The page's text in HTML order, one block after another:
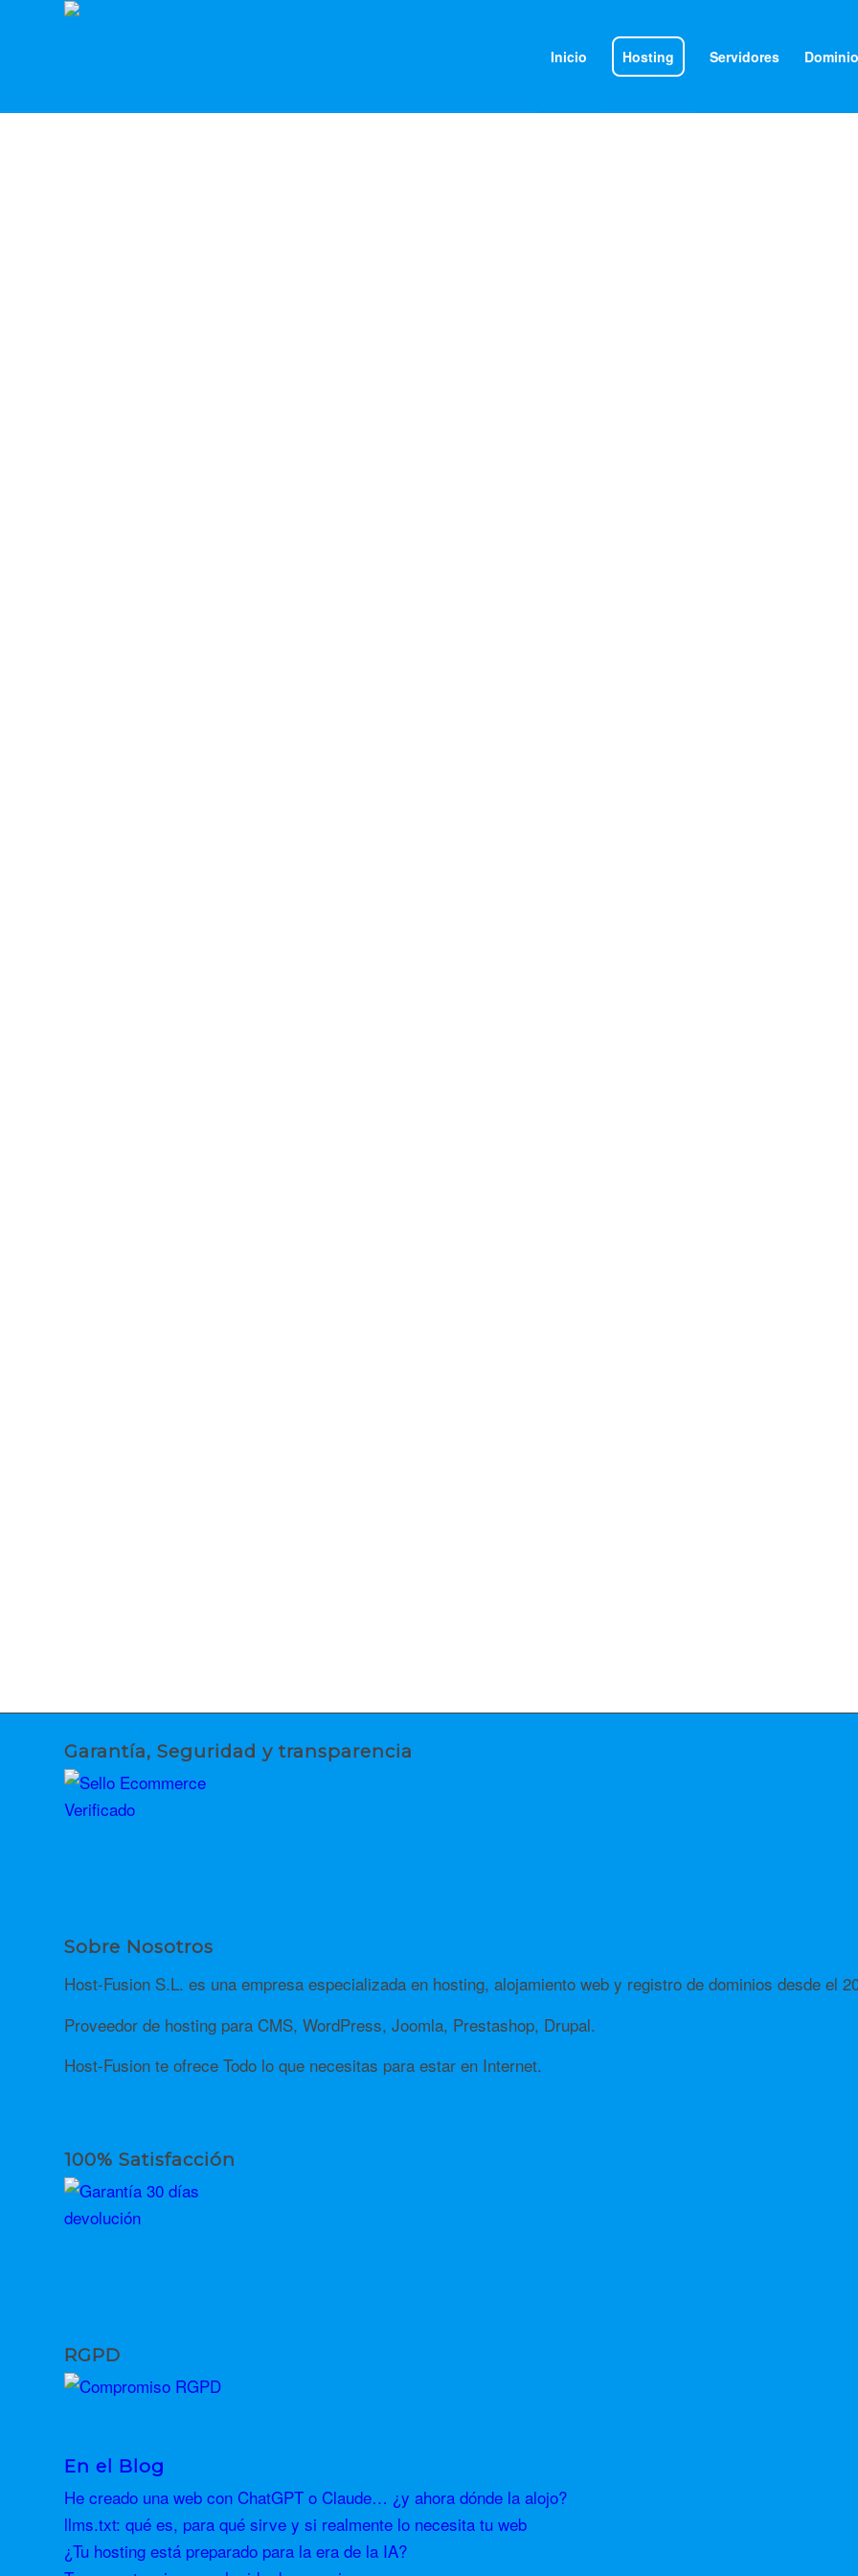
Inicio Hosting Servidores
Garantía, Seguridad y transparencia
Sobre Nosotros
Host-Fusion S.L. es una empresa especializada en hosting, alojamiento web y registro de dominios desde el
Proveedor de hosting para CMS, WordPress, Joomla, Prestashop, Drupal.
Host-Fusion te ofrece Todo lo que necesitas para estar en Internet.
100% Satisfacción
RGPD
En el Blog
He creado una web con ChatGPT o Claude… ¿y ahora dónde la alojo?
llms.txt: qué es, para qué sirve y si realmente lo necesita tu web
¿Tu hosting está preparado para la era de la IA?